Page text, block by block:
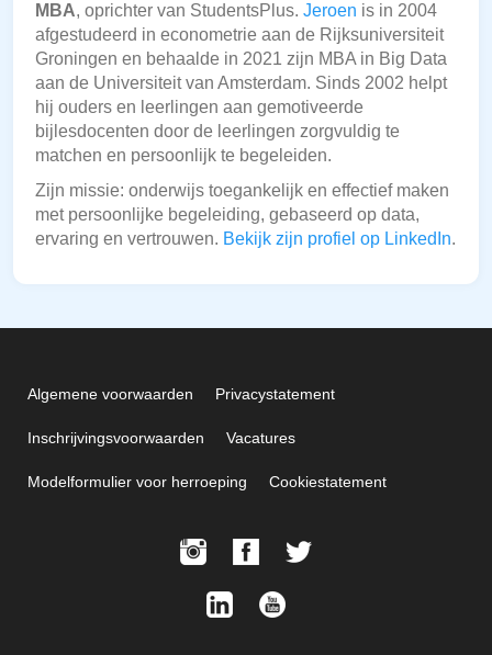
MBA, oprichter van StudentsPlus. Jeroen is in 2004
afgestudeerd in econometrie aan de Rijksuniversiteit
Groningen en behaalde in 2021 zijn MBA in Big Data
aan de Universiteit van Amsterdam. Sinds 2002 helpt
hij ouders en leerlingen aan gemotiveerde
bijlesdocenten door de leerlingen zorgvuldig te
matchen en persoonlijk te begeleiden.
Zijn missie: onderwijs toegankelijk en effectief maken
met persoonlijke begeleiding, gebaseerd op data,
ervaring en vertrouwen. Bekijk zijn profiel op LinkedIn.
Algemene voorwaarden Privacystatement
Inschrijvingsvoorwaarden Vacatures
Modelformulier voor herroeping Cookiestatement